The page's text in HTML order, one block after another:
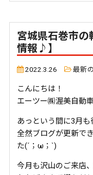
宮城県石巻市の
情報♪】
2022.3.26 最新
こんにちは！
エーツー㈱渥美自動
あっという間に3月も
全然ブログが更新で
た(´；ω；`)
今月も沢山のご来店